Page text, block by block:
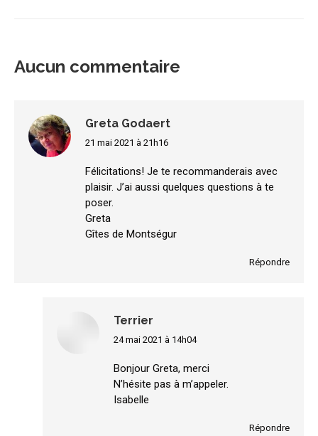
Aucun commentaire
Greta Godaert
dit
21 mai 2021 à 21h16
Félicitations! Je te recommanderais avec
plaisir. J’ai aussi quelques questions à te
poser.
Greta
Gîtes de Montségur
Répondre
Terrier
dit
24 mai 2021 à 14h04
Bonjour Greta, merci
N’hésite pas à m’appeler.
Isabelle
Répondre